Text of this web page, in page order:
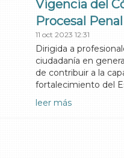
Vigencia del
Procesal Penal
11 oct 2023 12:31
Dirigida a
ciudadanía en
de contribuir a la
fortalecimiento del
leer más